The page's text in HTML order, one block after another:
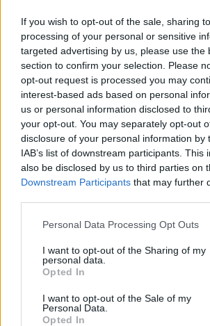
If you wish to opt-out of the sale, sharing
processing of your personal or sensitive
targeted advertising by us, please use the
section to confirm your selection. Please
opt-out request is processed you may
interest-based ads based on personal
us or personal information disclosed to
your opt-out. You may separately opt-out
disclosure of your personal information by
IAB’s list of downstream participants. This
also be disclosed by us to third parties on
Downstream Participants that may further
Please note that this website/app uses
not limited to your visit or usage behaviour.
grant or deny consent to Google and its
use your data for below specified
consent section.
Personal Data Processing Opt Outs
I want to opt-out of the Sharing of my
personal data.
Opted In
I want to opt-out of the Sale of my
Personal Data.
Opted In
06/08/2026
Έτοιμη για… υψηλές πτήσεις η
με τον «Ιπτάμενο Ολλανδό»
05/08/2026
Ισόπαλο το πρωτο φιλικό τεστ της
Ουρμπίνο
Πανεπιστημίου Πατρών
ΓΝΩΜΕΣ